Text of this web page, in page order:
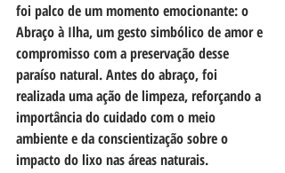
foi palco de um momento emocionante: o
Abraço à Ilha, um gesto simbólico de amor e
compromisso com a preservação desse
paraíso natural. Antes do abraço, foi
realizada uma ação de limpeza, reforçando a
importância do cuidado com o meio
ambiente e da conscientização sobre o
impacto do lixo nas áreas naturais.